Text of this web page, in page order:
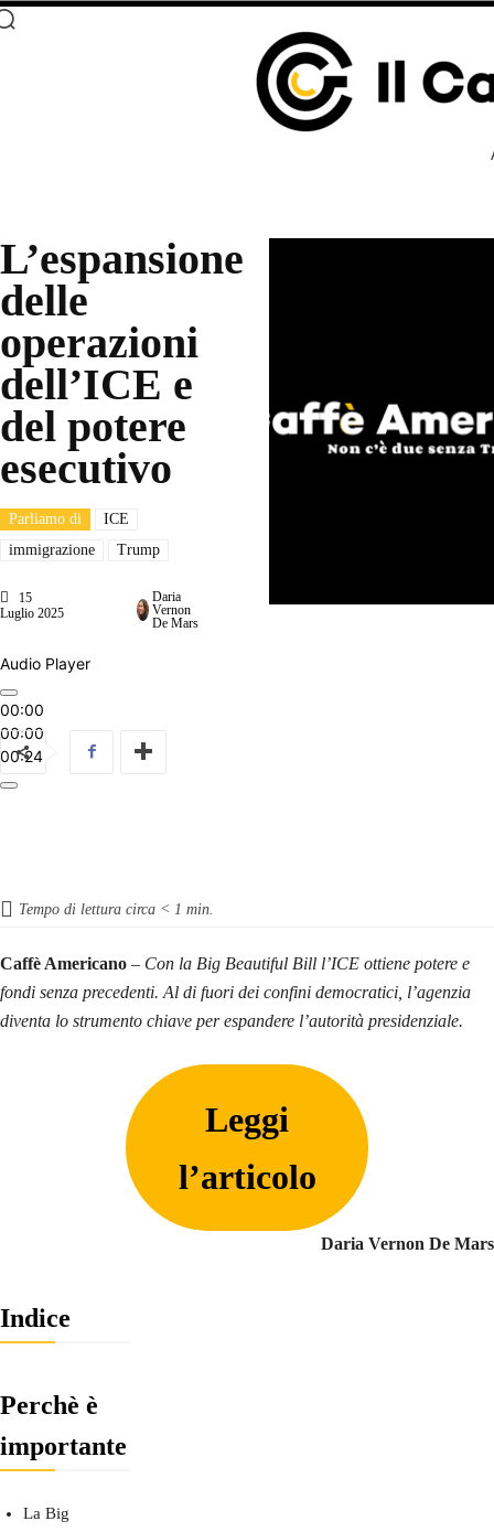
L’espansione
delle
operazioni
dell’ICE e
del potere
esecutivo
Parliamo di
ICE
immigrazione
Trump
15
Luglio 2025
Daria
Vernon
De Mars
Audio Player
00:00
00:00
00:24
Tempo di lettura circa < 1 min.
Caffè Americano – Con la Big Beautiful Bill l’ICE ottiene potere e
fondi senza precedenti. Al di fuori dei confini democratici, l’agenzia
diventa lo strumento chiave per espandere l’autorità presidenziale.
Leggi
l’articolo
Daria Vernon De Mars
Indice
Perchè è
importante
La Big